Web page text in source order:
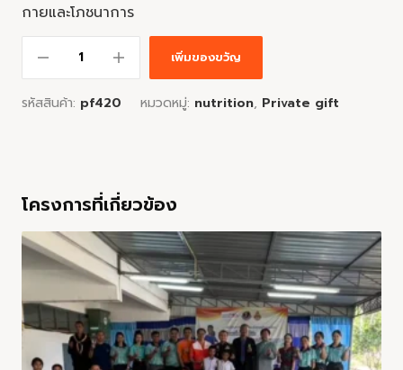
กายและโภชนาการ
เพิ่มของขวัญ
รหัสสินค้า: pf420 หมวดหมู่: nutrition, Private gift
โครงการที่เกี่ยวข้อง